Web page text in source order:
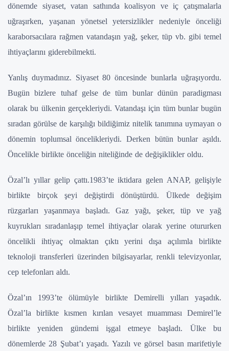
dönemde siyaset, vatan sathında koalisyon ve iç çatışmalarla
uğraşırken, yaşanan yönetsel yetersizlikler nedeniyle önceliği
karaborsacılara rağmen vatandaşın yağ, şeker, tüp vb. gibi temel
ihtiyaçlarını giderebilmekti.
Yanlış duymadınız. Siyaset 80 öncesinde bunlarla uğraşıyordu.
Bugün bizlere tuhaf gelse de tüm bunlar dünün paradigması
olarak bu ülkenin gerçekleriydi. Vatandaşı için tüm bunlar bugün
sıradan görülse de karşılığı bildiğimiz nitelik tanımına uymayan o
dönemin toplumsal öncelikleriydi. Derken bütün bunlar aşıldı.
Öncelikle birlikte önceliğin niteliğinde de değişiklikler oldu.
Özal’lı yıllar gelip çattı.1983’te iktidara gelen ANAP, gelişiyle
birlikte birçok şeyi değiştirdi dönüştürdü. Ülkede değişim
rüzgarları yaşanmaya başladı. Gaz yağı, şeker, tüp ve yağ
kuyrukları sıradanlaşıp temel ihtiyaçlar olarak yerine otururken
öncelikli ihtiyaç olmaktan çıktı yerini dışa açılımla birlikte
teknoloji transferleri üzerinden bilgisayarlar, renkli televizyonlar,
cep telefonları aldı.
Özal’ın 1993’te ölümüyle birlikte Demirelli yılları yaşadık.
Özal’la birlikte kısmen kırılan vesayet muamması Demirel’le
birlikte yeniden gündemi işgal etmeye başladı. Ülke bu
dönemlerde 28 Şubat’ı yaşadı. Yazılı ve görsel basın marifetiyle